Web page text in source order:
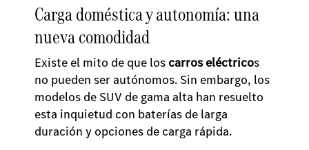
Carga doméstica y autonomía: una
nueva comodidad
Existe el mito de que los carros eléctricos
no pueden ser autónomos. Sin embargo, los
modelos de SUV de gama alta han resuelto
esta inquietud con baterías de larga
duración y opciones de carga rápida.